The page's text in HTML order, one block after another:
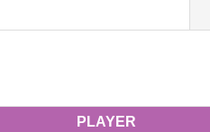
PLAYER